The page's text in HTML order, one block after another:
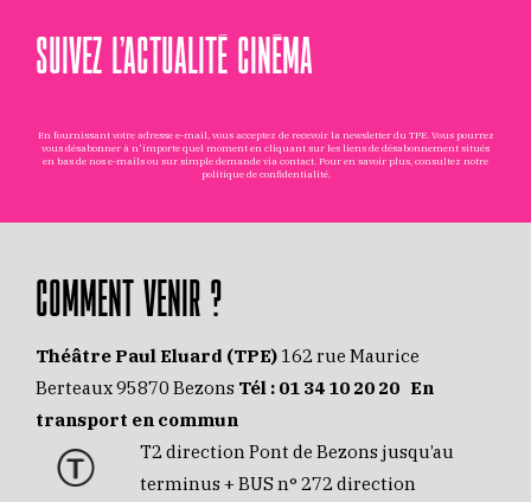
SUIVEZ L’ACTUALITÉ CINÉMA
En fournissant votre adresse e-mail, vous acceptez de recevoir la newsletter du TPE. Vous pourrez
vous désabonner à n'importe quel moment en cliquant sur les liens de désabonnement situés
en bas de nos e-mails ou sur simple demande via contact . Pour en savoir plus, consultez notre
politique de confidentialité.
COMMENT VENIR ?
Théâtre Paul Eluard (TPE) 162 rue Maurice
Berteaux 95870 Bezons Tél : 01 34 10 20 20 En
transport en commun
T2 direction Pont de Bezons jusqu’au
terminus + BUS n° 272 direction